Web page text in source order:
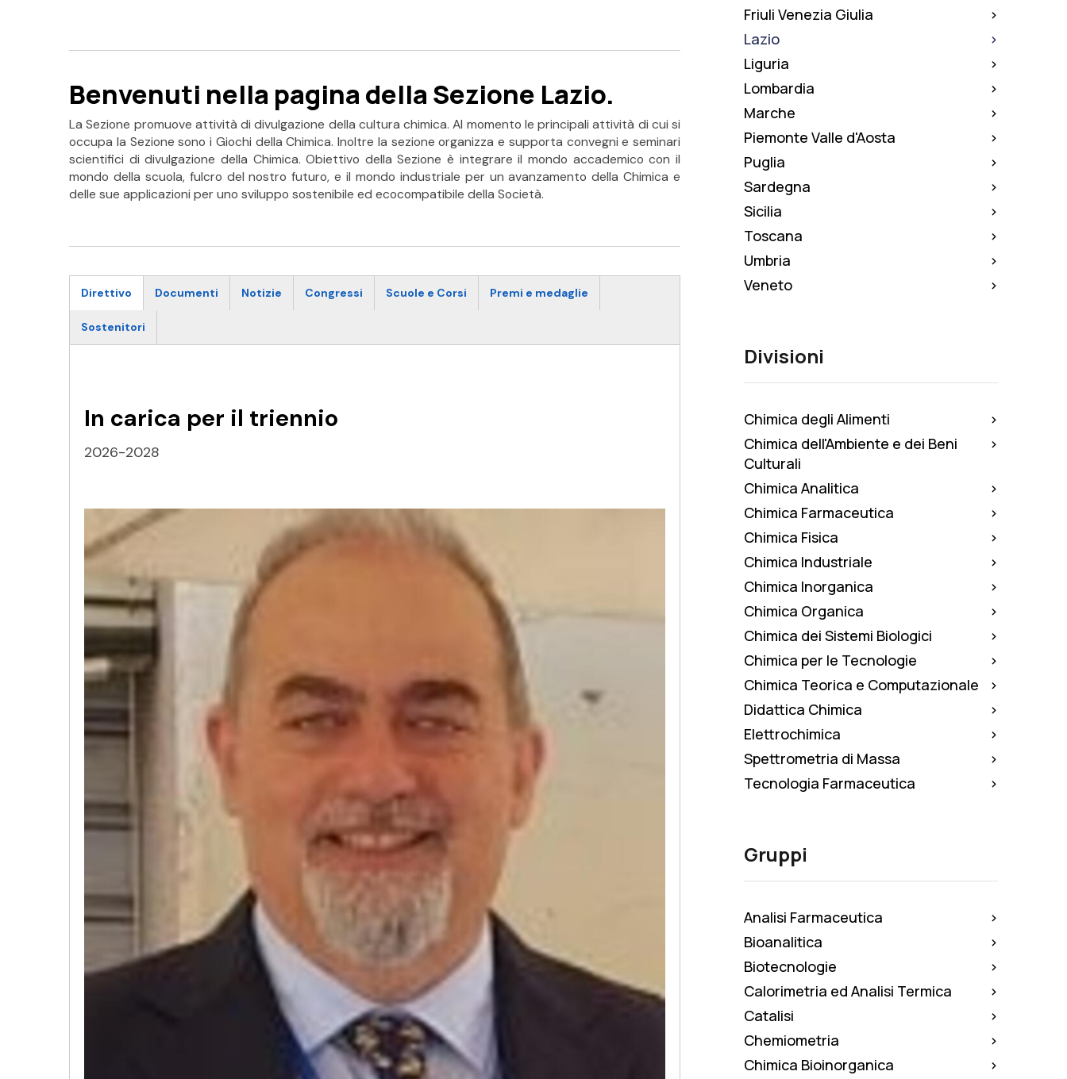
Benvenuti nella pagina della Sezione Lazio.
La Sezione promuove attività di divulgazione della cultura chimica. Al momento le principali attività di cui si
occupa la Sezione sono i Giochi della Chimica. Inoltre la sezione organizza e supporta convegni e seminari
scientifici di divulgazione della Chimica. Obiettivo della Sezione è integrare il mondo accademico con il
mondo della scuola, fulcro del nostro futuro, e il mondo industriale per un avanzamento della Chimica e
delle sue applicazioni per uno sviluppo sostenibile ed ecocompatibile della Società.
Direttivo Documenti Notizie Congressi Scuole e Corsi Premi e medaglie
Sostenitori
In carica per il triennio
2026-2028
Friuli Venezia Giulia
Lazio
Liguria
Lombardia
Marche
Piemonte Valle d'Aosta
Puglia
Sardegna
Sicilia
Toscana
Umbria
Veneto
Divisioni
Chimica degli Alimenti
Chimica dell'Ambiente e dei Beni
Culturali
Chimica Analitica
Chimica Farmaceutica
Chimica Fisica
Chimica Industriale
Chimica Inorganica
Chimica Organica
Chimica dei Sistemi Biologici
Chimica per le Tecnologie
Chimica Teorica e Computazionale
Didattica Chimica
Elettrochimica
Spettrometria di Massa
Tecnologia Farmaceutica
Gruppi
Analisi Farmaceutica
Bioanalitica
Biotecnologie
Calorimetria ed Analisi Termica
Catalisi
Chemiometria
Chimica Bioinorganica